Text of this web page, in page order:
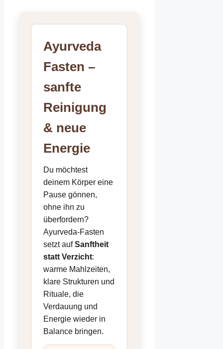
Ayurveda
Fasten –
sanfte
Reinigung
& neue
Energie
Du möchtest
deinem Körper eine
Pause gönnen,
ohne ihn zu
überfordern?
Ayurveda-Fasten
setzt aufSanftheit
statt Verzicht:
warme Mahlzeiten,
klare Strukturen und
Rituale, die
Verdauung und
Energie wieder in
Balance bringen.